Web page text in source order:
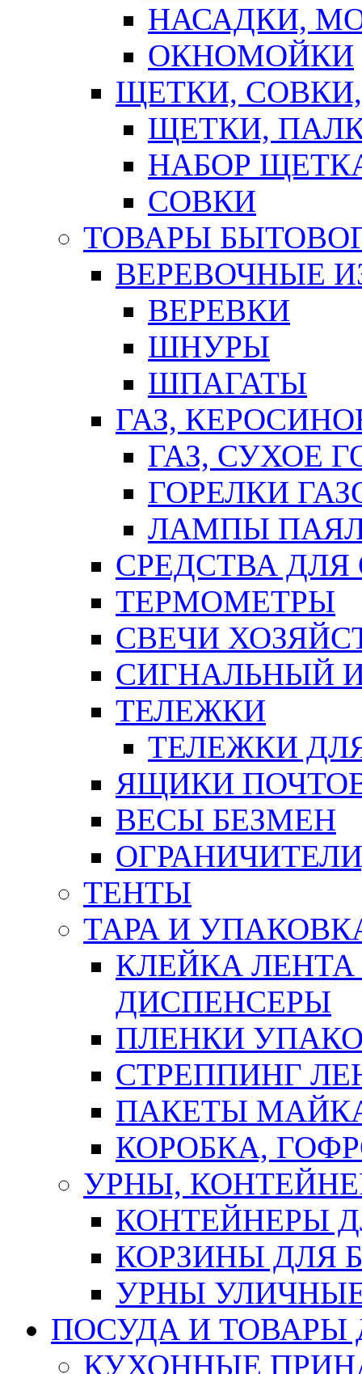
НАСАДКИ,
ОКНОМОЙКИ
ЩЕТКИ,
ЩЕТКИ,
НАБОР
СОВКИ
ТОВАРЫ
ВЕРЕВОЧНЫЕ
ВЕРЕВКИ
ШНУРЫ
ШПАГАТЫ
ГАЗ,
ГАЗ, СУХОЕ
ГОРЕЛКИ
ЛАМПЫ
СРЕДСТВА
ТЕРМОМЕТРЫ
СВЕЧИ
СИГНАЛЬНЫЙ
ТЕЛЕЖКИ
ТЕЛЕЖКИ
ЯЩИКИ
ВЕСЫ БЕЗМЕН
ТЕНТЫ
ТАРА И
КЛЕЙКА
ДИСПЕНСЕРЫ
ПЛЕНКИ
СТРЕППИНГ
ПАКЕТЫ
КОРОБКА,
УРНЫ,
КОНТЕЙНЕРЫ
КОРЗИНЫ ДЛЯ
УРНЫ
ПОСУДА И ТОВАРЫ
КУХОННЫЕ